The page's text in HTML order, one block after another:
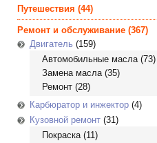
Путешествия (44)
Ремонт и обслуживание (367)
Двигатель (159)
Автомобильные масла(73)
Замена масла(35)
Ремонт (28)
Карбюратор и инжектор (4)
Кузовной ремонт (31)
Покраска(11)